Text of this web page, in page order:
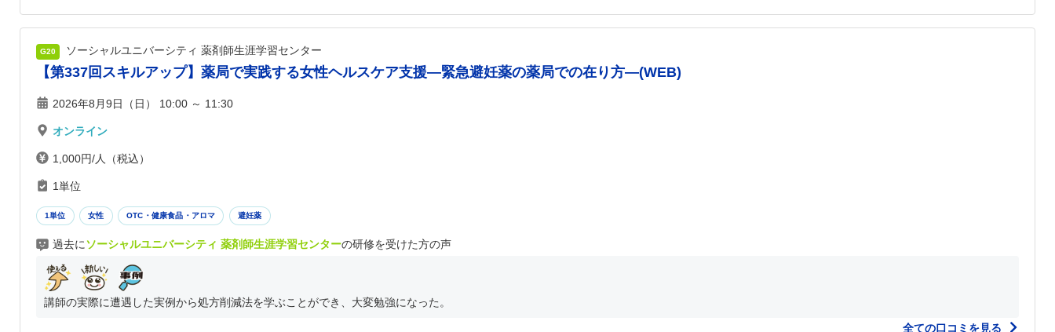
G20 ソーシャルユニバーシティ 薬剤師生涯学習センター
【第337回スキルアップ】薬局で実践する女性ヘルスケア支援―緊急避妊薬の薬局での在り方―(WEB)
2026年8月9日（日） 10:00 ～ 11:30
オンライン
1,000円/人（税込）
1単位
1単位 女性 OTC・健康食品・アロマ 避妊薬
過去にソーシャルユニバーシティ 薬剤師生涯学習センターの研修を受けた方の声
講師の実際に遭遇した実例から処方削減法を学ぶことができ、大変勉強になった。
全ての口コミを見る